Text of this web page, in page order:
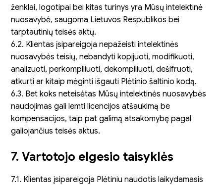
ženklai, logotipai bei kitas turinys yra Mūsų intelektinė
nuosavybė, saugoma Lietuvos Respublikos bei
tarptautinių teisės aktų.
6.2. Klientas įsipareigoja nepažeisti intelektinės
nuosavybės teisių, nebandyti kopijuoti, modifikuoti,
analizuoti, perkompiliuoti, dekompiliuoti, dešifruoti,
atkurti ar kitaip mėginti išgauti Plėtinio šaltinio kodą.
6.3. Bet koks neteisėtas Mūsų intelektinės nuosavybės
naudojimas gali lemti licencijos atšaukimą be
kompensacijos, taip pat galimą atsakomybę pagal
galiojančius teisės aktus.
7. Vartotojo elgesio taisyklės
7.1. Klientas įsipareigoja Plėtiniu naudotis laikydamasis